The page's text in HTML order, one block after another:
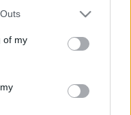
one or more Google
You may click to
its third-party tags to
in below Google
of my
mint egy valóra vált
fellépés, akkor is
amelyre meg is
mert pont
azért a